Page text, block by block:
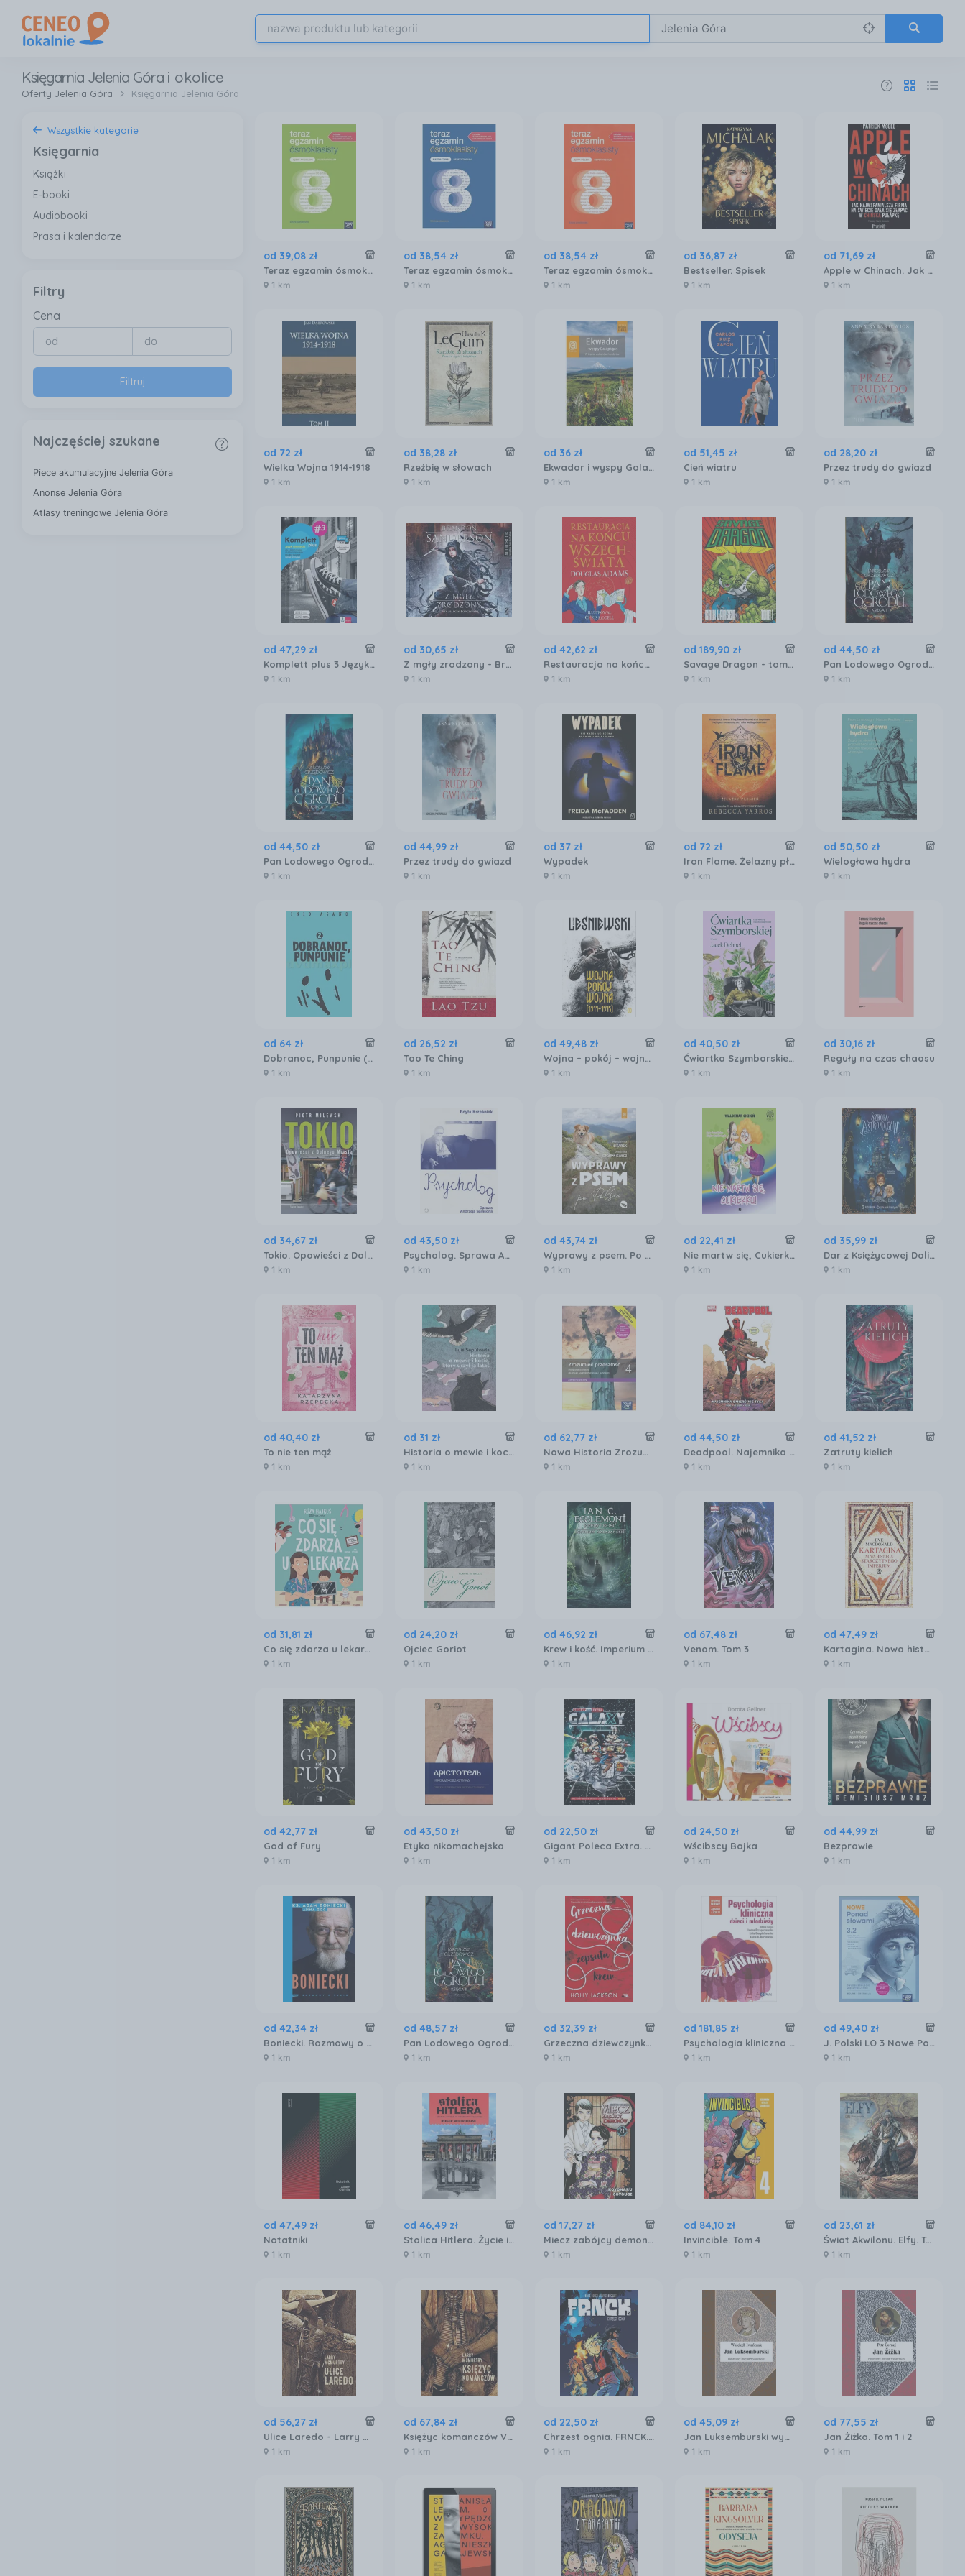
Księgarnia Jelenia Góra i okolice
Oferty Jelenia Góra Księgarnia Jelenia Góra
Wszystkie kategorie
Księgarnia
Książki
E-booki
Audiobooki
Prasa i kalendarze
Filtry
Cena
Filtruj
Najczęściej szukane
Piece akumulacyjne Jelenia Góra
Anonse Jelenia Góra
Atlasy treningowe Jelenia Góra
od 39,08 zł
Teraz egzamin ósmoklasisty. Język angielski. Repetytorium 2025-2026
1 km
od 38,54 zł
Teraz egzamin ósmoklasisty. Matematyka. Repetytorium 2025-2026
1 km
od 38,54 zł
Teraz egzamin ósmoklasisty. Język polski. Repetytorium 2025-2026
1 km
od 36,87 zł
Bestseller. Spisek
1 km
od 71,69 zł
Apple w Chinach. Jak najwspanialsza firma na świecie dała się złapać w chińską pułapkę Prześwity
1 km
od 72 zł
Wielka Wojna 1914-1918
1 km
od 38,28 zł
Rzeźbię w słowach
1 km
od 36 zł
Ekwador i wyspy Galapagos. W krainie wulkanów i kondorów. Wydanie 1 (E-book)
1 km
od 51,45 zł
Cień wiatru
1 km
od 28,20 zł
Przez trudy do gwiazd
1 km
od 47,29 zł
Komplett plus 3 Język niemiecki Zeszyt ćwiczeń + kod dostępu NW
1 km
od 30,65 zł
Z mgły zrodzony - Brandon Sanderson
1 km
od 42,62 zł
Restauracja na końcu wszechświata. Edycja ilustrowana
1 km
od 189,90 zł
Savage Dragon - tom 01
1 km
od 44,50 zł
Pan Lodowego Ogrodu. Tom 1
1 km
od 44,50 zł
Pan Lodowego Ogrodu. Księga 4
1 km
od 44,99 zł
Przez trudy do gwiazd
1 km
od 37 zł
Wypadek
1 km
od 72 zł
Iron Flame. Żelazny płomień , 1 mobi,epub Rebecca Yarros - ebook
1 km
od 50,50 zł
Wielogłowa hydra
1 km
od 64 zł
Dobranoc, Punpunie (Tom 2) - Inio Asano [KOMIKS]
1 km
od 26,52 zł
Tao Te Ching
1 km
od 49,48 zł
Wojna – pokój – wojna (1914–1945)
1 km
od 40,50 zł
Ćwiartka Szymborskiej, czyli lektury nadobowiązkowe. Wybór Jacek Dehnel
1 km
od 30,16 zł
Reguły na czas chaosu
1 km
od 34,67 zł
Tokio. Opowieści z Dolnego Miasta
1 km
od 43,50 zł
Psycholog. Sprawa Andrzeja Samsona
1 km
od 43,74 zł
Wyprawy z psem. Po Polsce
1 km
od 22,41 zł
Nie martw się, Cukierku!
1 km
od 35,99 zł
Dar z Księżycowej Doliny. Szkoła Astromagów. Tom 1
1 km
od 40,40 zł
To nie ten mąż
1 km
od 31 zł
Historia o mewie i kocie, który uczył ją latać mobi,epub PRACA ZBIOROWA - ebook
1 km
od 62,77 zł
Nowa Historia Zrozumieć przeszłość podręcznik 4 liceum i technikum zakres rozszerzony EDYCJA 2025
1 km
od 44,50 zł
Deadpool. Najemnika śmierć nie tyka. Tom 1 Egmont
1 km
od 41,52 zł
Zatruty kielich
1 km
od 31,81 zł
Co się zdarza u lekarza
1 km
od 24,20 zł
Ojciec Goriot
1 km
od 46,92 zł
Krew i kość. Imperium Malazańskie. Tom 5
1 km
od 67,48 zł
Venom. Tom 3
1 km
od 47,49 zł
Kartagina. Nowa historia starożytnego imperium
1 km
od 42,77 zł
God of Fury
1 km
od 43,50 zł
Etyka nikomachejska
1 km
od 22,50 zł
Gigant Poleca Extra. Galaxy V. Tom 7/2024
1 km
od 24,50 zł
Wścibscy Bajka
1 km
od 44,99 zł
Bezprawie
1 km
od 42,34 zł
Boniecki. Rozmowy o życiu
1 km
od 48,57 zł
Pan Lodowego Ogrodu. Tom 2
1 km
od 32,39 zł
Grzeczna dziewczynka, zepsuta krew
1 km
od 181,85 zł
Psychologia kliniczna dzieci i młodzieży. Wydanie nowe Wydawnictwo Naukowe PWN
1 km
od 49,40 zł
J. Polski LO 3 Nowe Ponad słowami podr. cz.2 ZPiR
1 km
od 47,49 zł
Notatniki
1 km
od 46,49 zł
Stolica Hitlera. Życie i śmierć w wojennym Berlinie (wyd. 2026)
1 km
od 17,27 zł
Miecz zabójcy demonów. Tom 21
1 km
od 84,10 zł
Invincible. Tom 4
1 km
od 23,61 zł
Świat Akwilonu. Elfy. Tom 20. Miasto smoków
1 km
od 56,27 zł
Ulice Laredo - Larry Mcmurtry
1 km
od 67,84 zł
Księżyc komanczów Vesper
1 km
od 22,50 zł
Chrzest ognia. FRNCK. Tom 2
1 km
od 45,09 zł
Jan Luksemburski wyd. 2 - Wojciech Iwańczak
1 km
od 77,55 zł
Jan Żiżka. Tom 1 i 2
1 km